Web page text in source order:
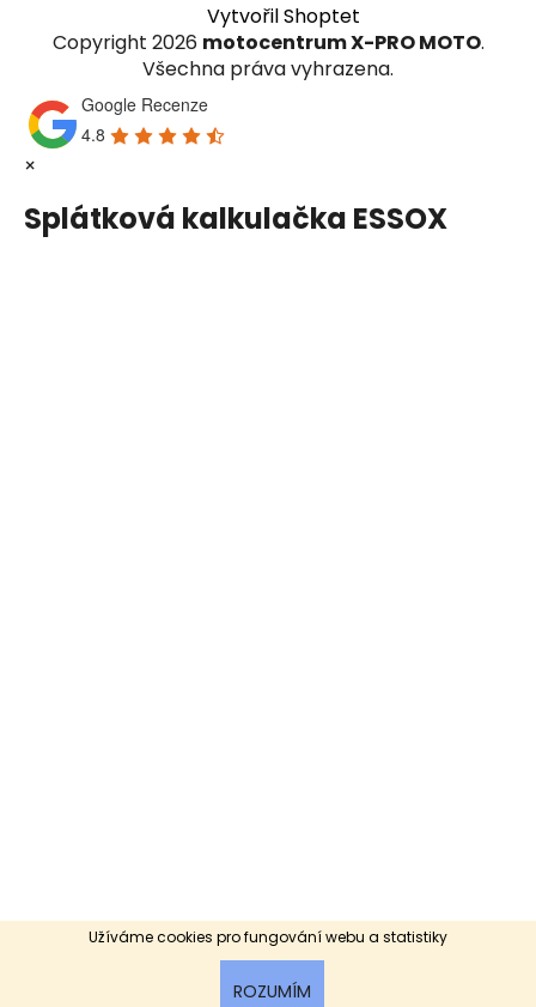
Užíváme cookies pro fungování webu a statistiky
ROZUMÍM
Vytvořil Shoptet
Copyright 2026 motocentrum X-PRO MOTO.
Všechna práva vyhrazena.
Google Recenze
4.8
×
Splátková kalkulačka ESSOX